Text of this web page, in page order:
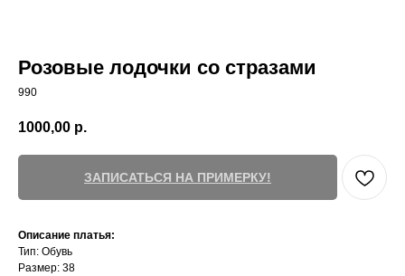
Розовые лодочки со стразами
990
1000,00 р.
ЗАПИСАТЬСЯ НА ПРИМЕРКУ!
Описание платья:
Тип: Обувь
Размер: 38